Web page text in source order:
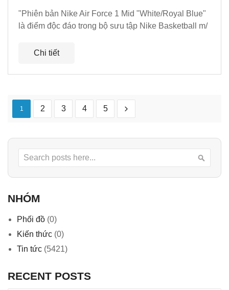
"Phiên bản Nike Air Force 1 Mid "White/Royal Blue"
là điểm độc đáo trong bộ sưu tập Nike Basketball m/
Chi tiết
1 2 3 4 5
Search
NHÓM
Phối đồ (0)
Kiến thức (0)
Tin tức (5421)
RECENT POSTS